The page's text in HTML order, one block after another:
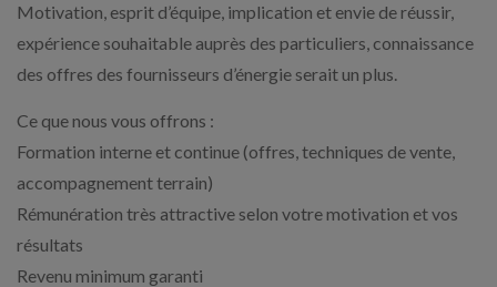
Motivation, esprit d’équipe, implication et envie de réussir,
expérience souhaitable auprès des particuliers, connaissance
des offres des fournisseurs d’énergie serait un plus.
Ce que nous vous offrons :
Formation interne et continue (offres, techniques de vente,
accompagnement terrain)
Rémunération très attractive selon votre motivation et vos
résultats
Revenu minimum garanti